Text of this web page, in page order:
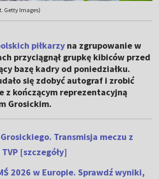
Getty Images)
piłkarzy na zgrupowanie w
przyciągnął grupkę kibiców przed
bazę kadry od poniedziałku.
się zdobyć autograf i zrobić
z kończącym reprezentacyjną
Grosickim.
Transmisja meczu z
[szczegóły]
2026 w Europie. Sprawdź wyniki,